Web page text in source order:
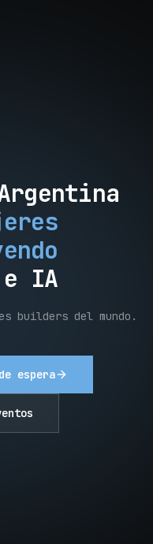
e IA
builders del mundo.
espera